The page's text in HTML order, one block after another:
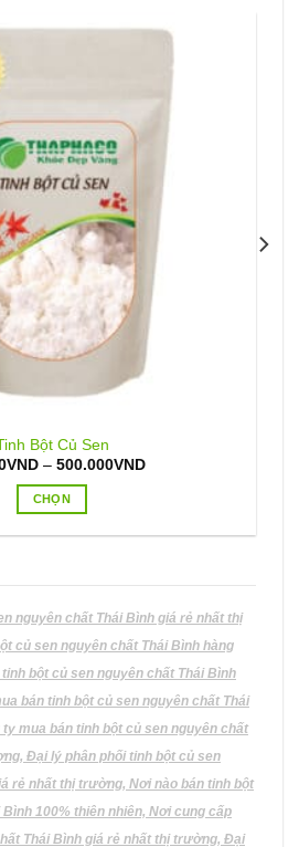
Bột Củ Sen
VND – 500.000VNDKhoảng
500.000VND
CHỌN
nhiều
biến
thể.
tùy
chọn
có
thể
được
nguyên chất Thái Bình giá rẻ nhất thị
củ sen nguyên chất Thái Bình hàng
bột củ sen nguyên chất Thái Bình
bán tinh bột củ sen nguyên chất Thái
mua bán tinh bột củ sen nguyên chất
Đại lý phân phối tinh bột củ sen
rẻ nhất thị trường, Nơi nào bán tinh bột
100% thiên nhiên, Nơi cung cấp
Thái Bình giá rẻ nhất thị trường, Đại